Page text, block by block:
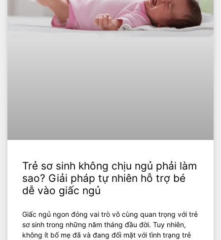
Trẻ sơ sinh không chịu ngủ phải làm
sao? Giải pháp tự nhiên hỗ trợ bé
dễ vào giấc ngủ
Giấc ngủ ngon đóng vai trò vô cùng quan trọng với trẻ
sơ sinh trong những năm tháng đầu đời. Tuy nhiên,
không ít bố mẹ đã và đang đối mặt với tình trạng trẻ